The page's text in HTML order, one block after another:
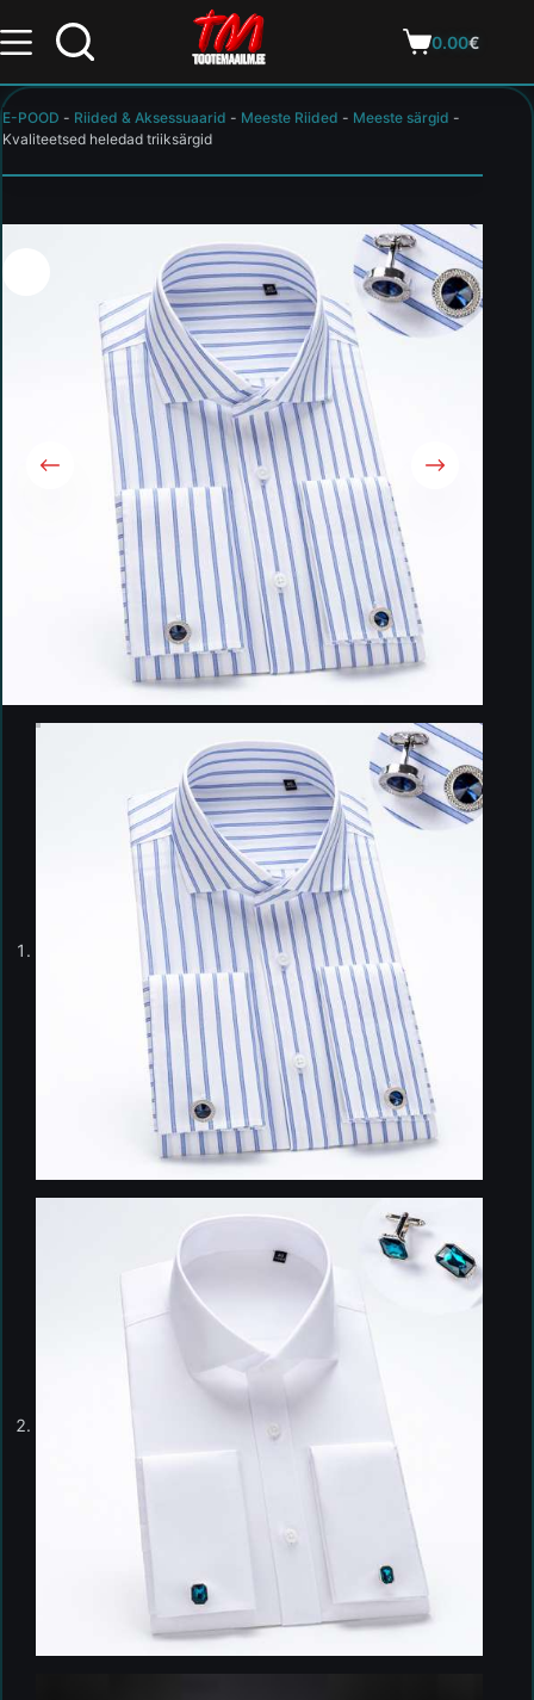
0.00€
E-POOD - Riided & Aksessuaarid - Meeste Riided - Meeste särgid -
Kvaliteetsed heledad triiksärgid